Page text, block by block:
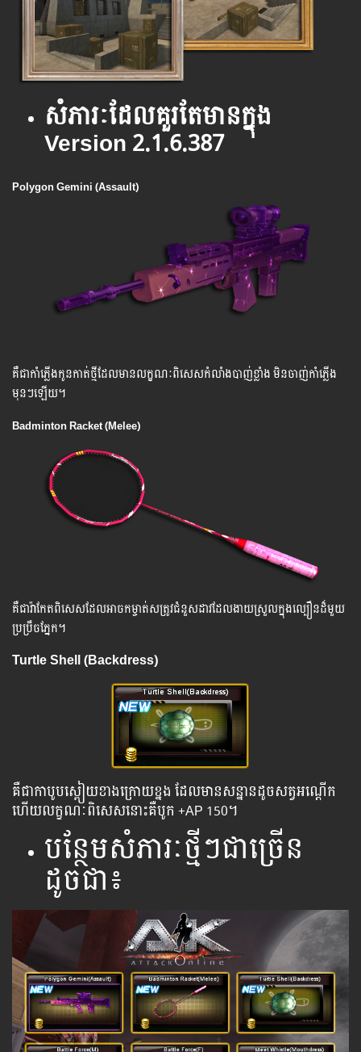
សំភារៈ​ដែល​គួរ​តែ​មាន​ក្នុង
Version 2.1.6.387
Polygon Gemini (Assault)
គឺ​ជា​កាំភ្លើងកូនកាត់ថ្មីដែល​មាន​លក្ខណៈ​ពិសេសកំលាំងបាញ់ខ្លាំង មិនចាញ់កាំភ្លើង
មុនៗឡើយ។
Badminton Racket (Melee)
គឺជារ៉ាកែតពិសេសដែលអាចកម្ចាត់សត្រូវជំនួសដាវដែលងាយស្រួលក្នុងល្បឿនដ៏មួយ
ប្រប្រឹចភ្នែក។
Turtle Shell (Backdress)
គឺជាកាបូបស្ពៀយខាងក្រោយខ្នង ដែលមានសន្នានដូចសត្វអណ្តើក
ហើយលក្ខណៈពិសេសនោះគឺបូក +AP 150។
បន្ថែមសំភារៈថ្មីៗជាច្រើន
ដូចជា៖